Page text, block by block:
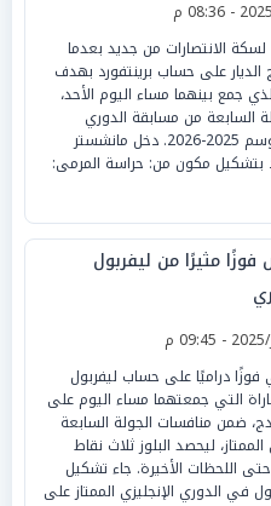
الانتصارات من جديد بعدما
على حساب برينتفورد بهدف
جمع بينهما مساء اليوم الأحد،
السابعة من مسابقة الدوري
الإنجليزي الممتاز لموسم 2025-2026. دخل مانشستر
بتشكيل مكون من: حراسة المرمى:
مثيرًا من ليفربول
دراميًا على حساب ليفربول
في المباراة التي جمعتهما مساء اليوم على
ضمن منافسات الجولة السابعة
ليحصد البلوز ثلاث نقاط
اللحظات الأخيرة. جاء تشكيل
في الدوري الإنجليزي الممتاز على